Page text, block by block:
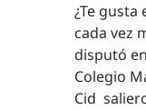
¿Te
cada vez
disputó
Colegio
Cid